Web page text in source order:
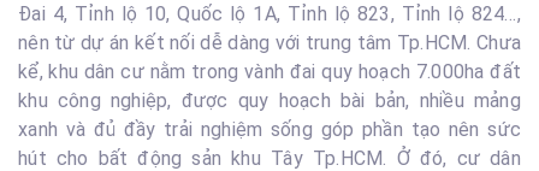
Đai 4, Tỉnh lộ 10, Quốc lộ 1A, Tỉnh lộ 823, Tỉnh lộ 824…,
nên từ dự án kết nối dễ dàng với trung tâm Tp.HCM. Chưa
kể, khu dân cư nằm trong vành đai quy hoạch 7.000ha đất
khu công nghiệp, được quy hoạch bài bản, nhiều mảng
xanh và đủ đầy trải nghiệm sống góp phần tạo nên sức
hút cho bất động sản khu Tây Tp.HCM. Ở đó, cư dân